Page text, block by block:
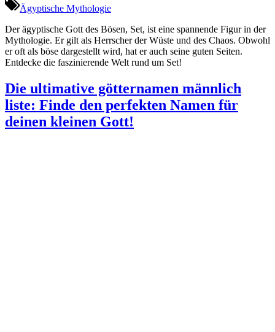
Ägyptische Mythologie
Der ägyptische Gott des Bösen, Set, ist eine spannende Figur in der
Mythologie. Er gilt als Herrscher der Wüste und des Chaos. Obwohl
er oft als böse dargestellt wird, hat er auch seine guten Seiten.
Entdecke die faszinierende Welt rund um Set!
Die ultimative götternamen männlich
liste: Finde den perfekten Namen für
deinen kleinen Gott!